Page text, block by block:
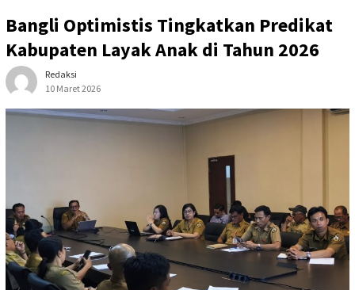
Bangli Optimistis Tingkatkan Predikat
Kabupaten Layak Anak di Tahun 2026
Redaksi
10 Maret 2026